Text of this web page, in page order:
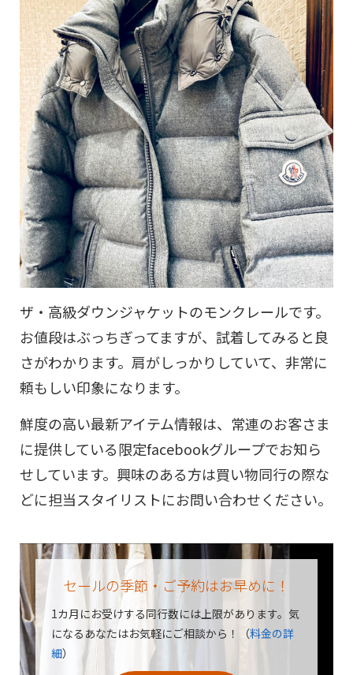
ザ・高級ダウンジャケットのモンクレールです。
お値段はぶっちぎってますが、試着してみると良
さがわかります。肩がしっかりしていて、非常に
頼もしい印象になります。
鮮度の高い最新アイテム情報は、常連のお客さま
に提供している限定facebookグループでお知ら
せしています。興味のある方は買い物同行の際な
どに担当スタイリストにお問い合わせください。
セールの季節・ご予約はお早めに！
1カ月にお受けする同行数には上限があります。気
になるあなたはお気軽にご相談から！（料金の詳
細）